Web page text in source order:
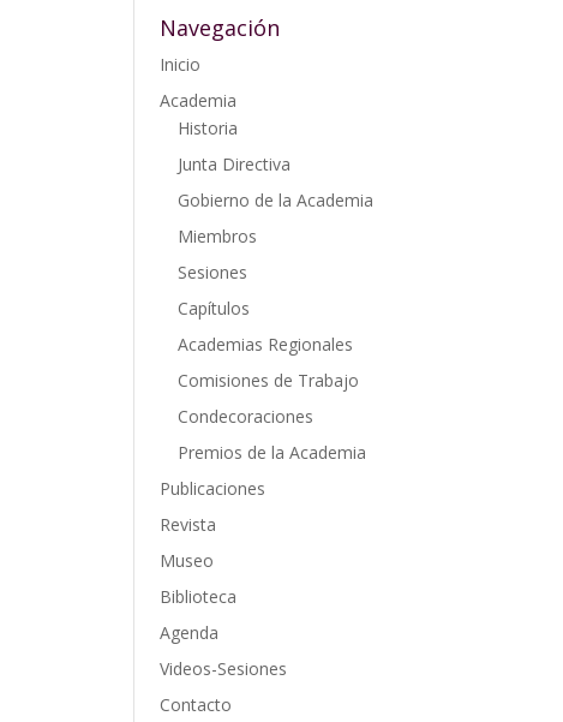
Navegación
Inicio
Academia
Historia
Junta Directiva
Gobierno de la Academia
Miembros
Sesiones
Capítulos
Academias Regionales
Comisiones de Trabajo
Condecoraciones
Premios de la Academia
Publicaciones
Revista
Museo
Biblioteca
Agenda
Videos-Sesiones
Contacto